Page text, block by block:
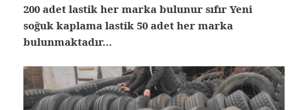
200 adet lastik her marka bulunur sıfır Yeni
soğuk kaplama lastik 50 adet her marka
bulunmaktadır…